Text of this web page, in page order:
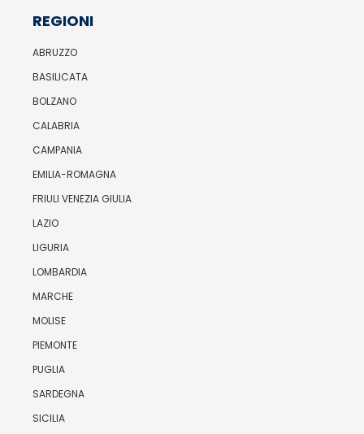
REGIONI
ABRUZZO
BASILICATA
BOLZANO
CALABRIA
CAMPANIA
EMILIA-ROMAGNA
FRIULI VENEZIA GIULIA
LAZIO
LIGURIA
LOMBARDIA
MARCHE
MOLISE
PIEMONTE
PUGLIA
SARDEGNA
SICILIA